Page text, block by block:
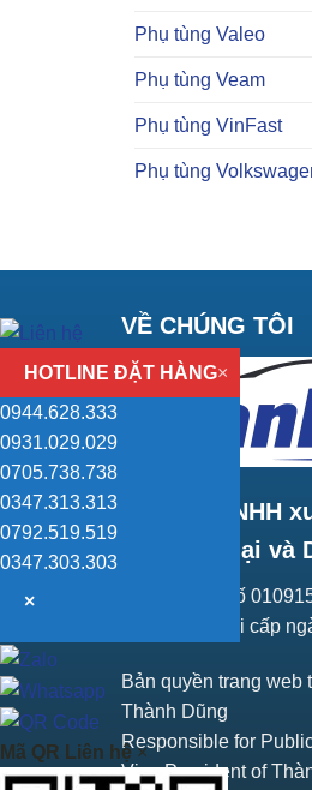
Phụ tùng Valeo
Phụ tùng Veam
Phụ tùng VinFast
Phụ tùng
VỀ CHÚNG TÔI
Công ty TNHH
Thương mại và
Giấy ĐKKD số
Đầu tư Hà Nội cấp
Bản quyền trang web
Thành Dũng
Responsible for
Vice President of
HOTLINE ĐẶT HÀNG×
0944.628.333
0931.029.029
0705.738.738
0347.313.313
0792.519.519
0347.303.303
×
Mã QR Liên hệ×